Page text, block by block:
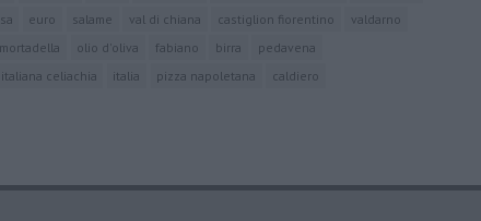
euro salame val di chiana castiglion fiorentino
valdarno
olio d'oliva fabiano birra
pedavena
celiachia italia pizza napoletana
caldiero